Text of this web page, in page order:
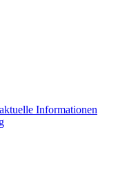
Informationen